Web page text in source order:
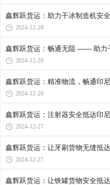
鑫辉跃货运：助力干冰制造机安
2024-12-28
鑫辉跃货运：畅通无阻 —— 助力
2024-12-28
鑫辉跃货运：精准物流，畅通
2024-12-28
鑫辉跃货运：注射器安全抵达
2024-12-27
鑫辉跃货运：让牙刷货物无缝
2024-12-27
鑫辉跃货运：让铁罐货物安全